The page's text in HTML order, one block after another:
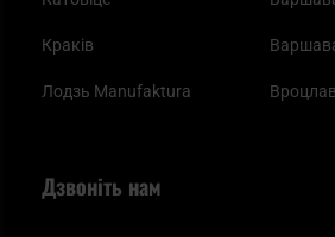
Краків
Лодзь Manufaktura
Дзвоніть нам